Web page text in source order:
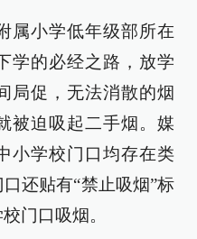
属小学低年级部所在
学的必经之路，放学
局促，无法消散的烟
被迫吸起二手烟。媒
小学校门口均存在类
还贴有“禁止吸烟”标
门口吸烟。